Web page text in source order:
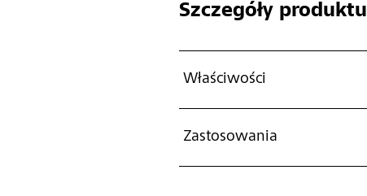
Szczegóły produktu
Właściwości
Zastosowania